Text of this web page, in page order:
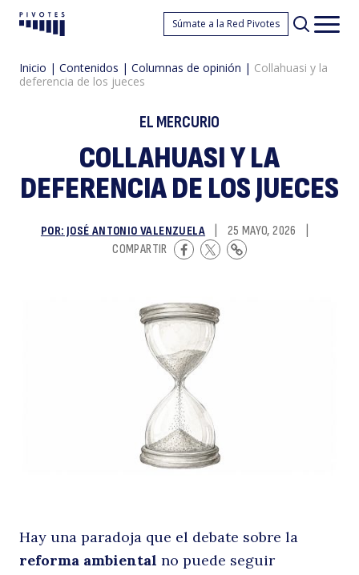
y
la
Pivotes Súmate a la Red Pivotes
Inicio | Contenidos | Columnas de opinión | Collahuasi y la
deferencia de los jueces
EL MERCURIO
COLLAHUASI Y LA
DEFERENCIA DE LOS JUECES
POR: JOSÉ ANTONIO VALENZUELA 25 MAYO, 2026
COMPARTIR
Hay una paradoja que el debate sobre la
reforma ambiental no puede seguir